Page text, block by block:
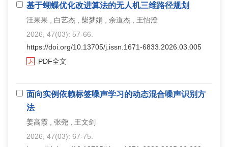
基于蝴蝶优化改进算法的无人机三维路径规划
汪果果 , 白艺杰 , 柴梦娟 , 余道杰 , 王怡澄
2026, 47(03): 57-66.
https://doi.org/10.13705/j.issn.1671-6833.2026.03.005
PDF全文
面向实例依赖标签噪声学习的动态混合噪声识别方
法
姜高霞 , 张尧 , 王文剑
2026, 47(03): 67-75.